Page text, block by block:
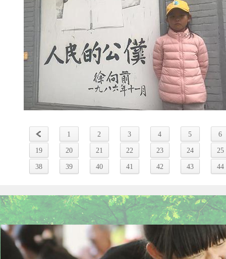
1 2 3 4 5 6
19 20 21 22 23 24 25
38 39 40 41 42 43 44